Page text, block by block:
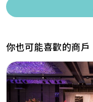
你也可能喜歡的商戶